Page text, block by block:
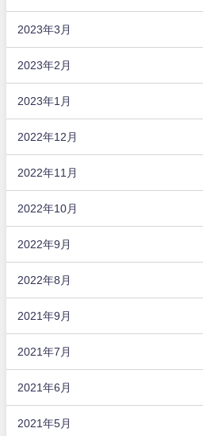
2023年3月
2023年2月
2023年1月
2022年12月
2022年11月
2022年10月
2022年9月
2022年8月
2021年9月
2021年7月
2021年6月
2021年5月